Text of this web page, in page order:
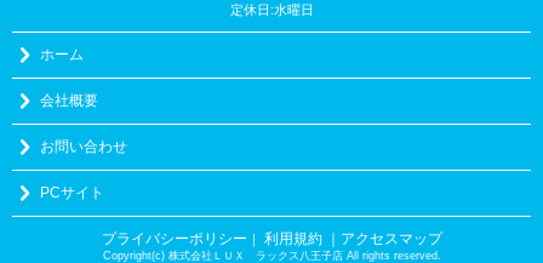
定休日:水曜日
ホーム
会社概要
お問い合わせ
PCサイト
プライバシーポリシー ｜ 利用規約 ｜アクセスマップ
Copyright(c) 株式会社ＬＵＸ ラックス八王子店 All rights reserved.